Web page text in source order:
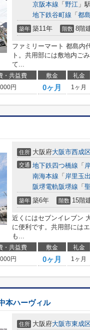
京阪本線 「 野江 」
地下鉄谷町線 「 都島
築年 築11年 階数 8階
ファミリーマート 都島内
ト。共用部には敷地内ご
て...
・共益費 敷金 礼金
円 0ヶ月 1ヶ月
住所 大阪府大阪市西成
交通 地下鉄四つ橋線 「
南海本線 「 岸里玉出
阪堺電軌阪堺線 「
築年 築6年 階数 15階
近くにはセブンイレブン
に便利です。共用部には
も...
・共益費 敷金 礼金
円 0ヶ月 1ヶ月
本ハーヴィル
住所 大阪府大阪市東成